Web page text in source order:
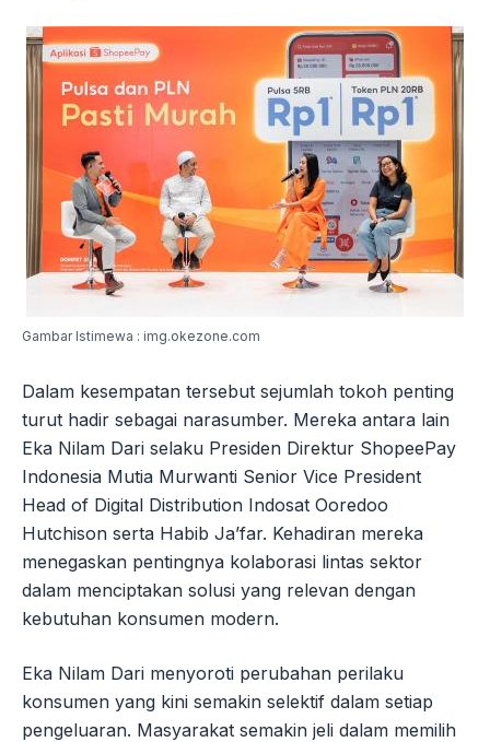
Gambar Istimewa : img.okezone.com
Dalam kesempatan tersebut sejumlah tokoh penting
turut hadir sebagai narasumber. Mereka antara lain
Eka Nilam Dari selaku Presiden Direktur ShopeePay
Indonesia Mutia Murwanti Senior Vice President
Head of Digital Distribution Indosat Ooredoo
Hutchison serta Habib Ja’far. Kehadiran mereka
menegaskan pentingnya kolaborasi lintas sektor
dalam menciptakan solusi yang relevan dengan
kebutuhan konsumen modern.
Eka Nilam Dari menyoroti perubahan perilaku
konsumen yang kini semakin selektif dalam setiap
pengeluaran. Masyarakat semakin jeli dalam memilih